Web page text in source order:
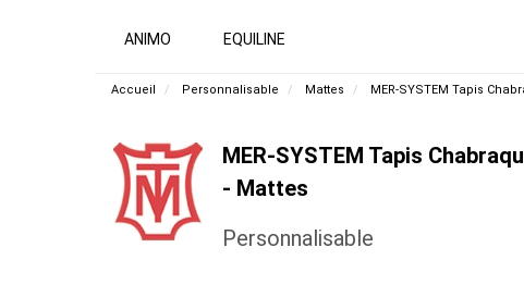
ANIMO EQUILINE
Accueil Personnalisable Mattes MER-SYSTEM Tapis
MER-SYSTEM Tapis
- Mattes
Personnalisable